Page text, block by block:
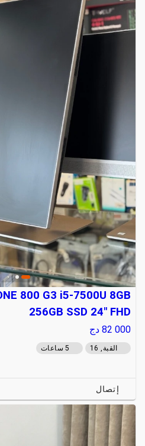
800 G3 i5-7500U 8GB
256GB SSD 24" FHD
82 000 دج
القبة, 16 5 ساعات
إتصال